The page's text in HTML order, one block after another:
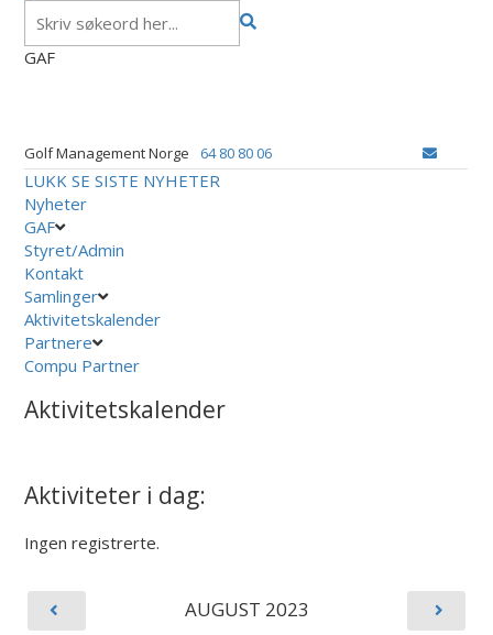
GAF
Golf Management Norge 64 80 80 06
LUKK SE SISTE NYHETER
Nyheter
GAF
Styret/Admin
Kontakt
Samlinger
Aktivitetskalender
Partnere
Compu Partner
Aktivitetskalender
Aktiviteter i dag:
Ingen registrerte.
AUGUST 2023